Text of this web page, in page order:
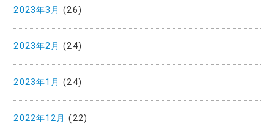
2023年3月 (26)
2023年2月 (24)
2023年1月 (24)
2022年12月 (22)